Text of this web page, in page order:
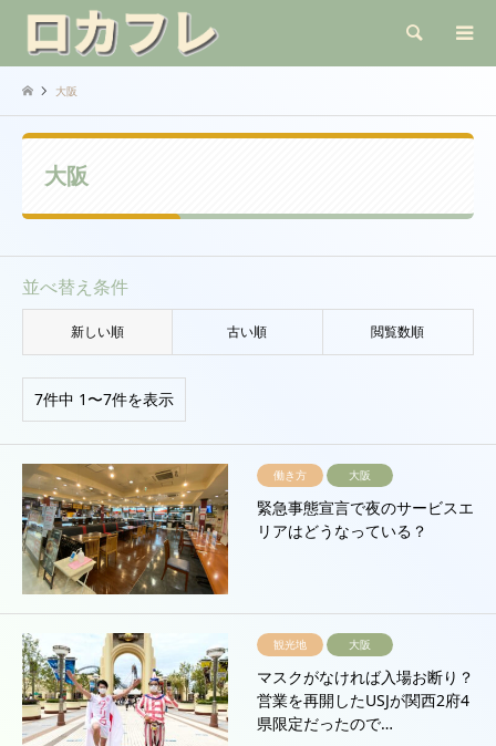
検索
大阪
大阪
並べ替え条件
新しい順 古い順 閲覧数順
7件中 1〜7件を表示
働き方 大阪
緊急事態宣言で夜のサービスエ
リアはどうなっている？
観光地 大阪
マスクがなければ入場お断り？
営業を再開したUSJが関西2府4
県限定だったので…